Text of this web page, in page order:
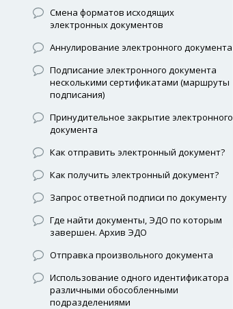
Смена форматов исходящих
электронных документов
Аннулирование электронного документа
Подписание электронного документа
несколькими сертификатами (маршруты
подписания)
Принудительное закрытие электронного
документа
Как отправить электронный документ?
Как получить электронный документ?
Запрос ответной подписи по документу
Где найти документы, ЭДО по которым
завершен. Архив ЭДО
Отправка произвольного документа
Использование одного идентификатора
различными обособленными
подразделениями